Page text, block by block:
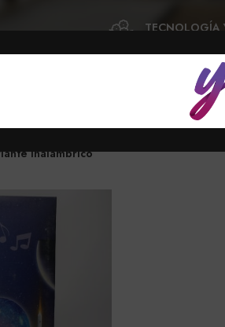
TECNOLOGÍA
inalámbrico”